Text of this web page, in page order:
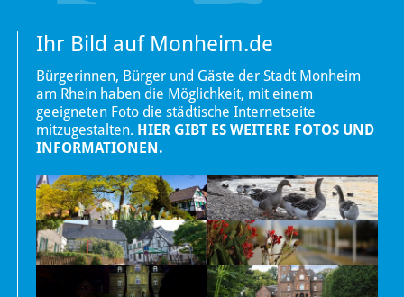
Ihr Bild auf Monheim.de
Bürgerinnen, Bürger und Gäste der Stadt Monheim
am Rhein haben die Möglichkeit, mit einem
geeigneten Foto die städtische Internetseite
mitzugestalten. HIER GIBT ES WEITERE FOTOS UND
INFORMATIONEN.